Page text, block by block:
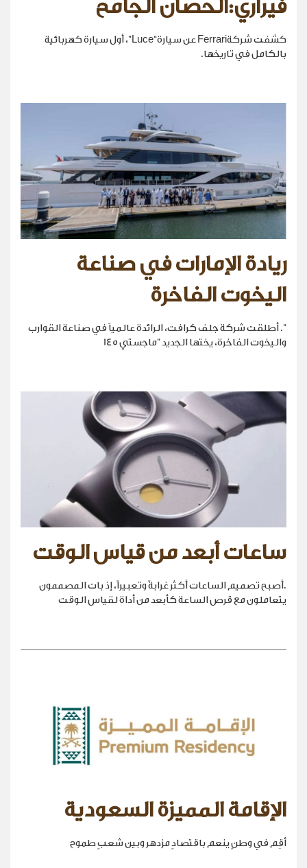
فيراري:الحصان الجامح
كشفت شركةFerrari عن سيارة“Luce”، أول سيارة كهربائية
بالكامل في تاريخها.
ريادة الإمارات في صناعة
اليخوت الفاخرة
". أطلقت شركة جلف كرافت، الرائدة عالمياً في صناعة القوارب
واليخوت الفاخرة، يختها الجديد "ماجستي 145
ساعات أبعد من قياس الوقت
.أصبح تصميم الساعات أكثر غرابةً وتعبيراً، إذ بات المصممون
يتعاملون مع قرص الساعة كأبعد من أداة لقياس الوقت
الإقامة المميزة السعودية
أقِم في وطنٍ ينعم باقتصادٍ مزدهر وبين شعبٍ طموح